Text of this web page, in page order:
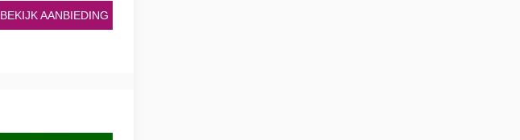
BEKIJK AANBIEDING